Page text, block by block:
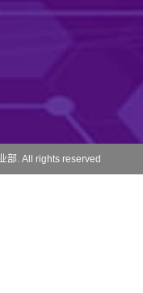
部. All rights reserved